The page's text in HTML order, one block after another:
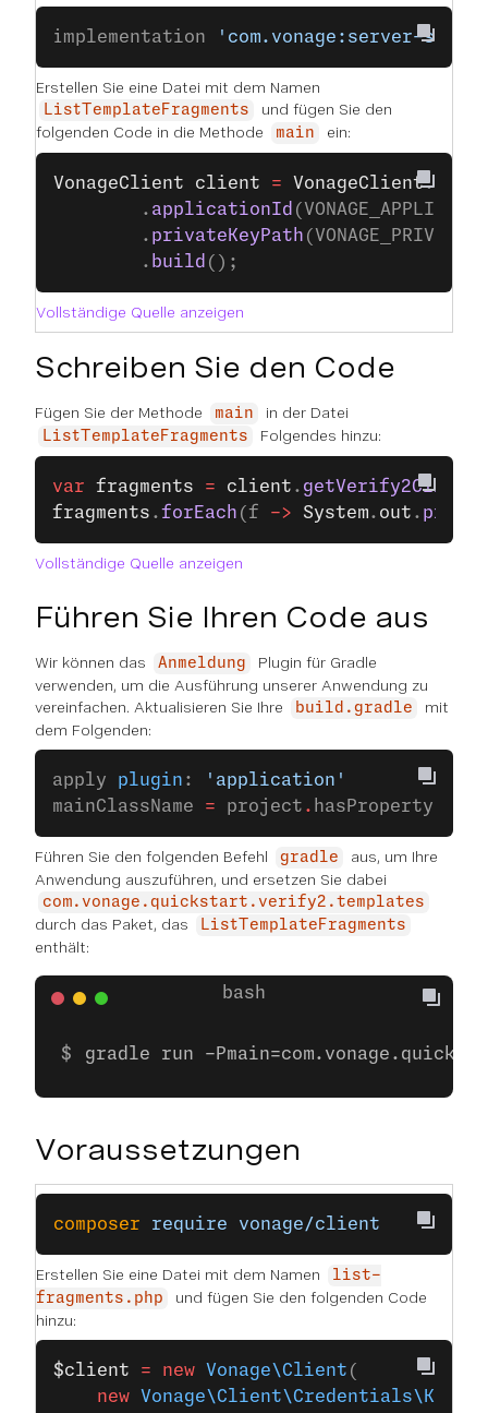
implementation 'com.vonage:server-
Erstellen Sie eine Datei mit dem Namen
ListTemplateFragments
und fügen Sie den
folgenden Code in die Methode
main ein:
VonageClient client = VonageClient.
		.
applicationId
		.
privateKeyPath
		.
build ();
Vollständige Quelle anzeigen
Schreiben Sie den Code
Fügen Sie der Methode main in der Datei
ListTemplateFragments Folgendes hinzu:
var fragments = client . getVerify2Client
fragments .forEach (f -> System. out .
Vollständige Quelle anzeigen
Führen Sie Ihren Code aus
Wir können das Anmeldung
Plugin für Gradle
verwenden, um die Ausführung unserer Anwendung zu
vereinfachen. Aktualisieren Sie Ihre
build.gradle
mit
dem Folgenden:
apply plugin :
'application'
mainClassName = project . hasProperty(
Führen Sie den folgenden Befehl gradle
aus, um Ihre
Anwendung auszuführen, und ersetzen Sie dabei
com.vonage.quickstart.verify2.templates
durch das Paket, das ListTemplateFragments
enthält:
gradle run -
Voraussetzungen
composer require vonage/client
Erstellen Sie eine Datei mit dem Namen
list-
fragments.php
und fügen Sie den folgenden Code
hinzu:
$client = new Vonage\Client (
    new